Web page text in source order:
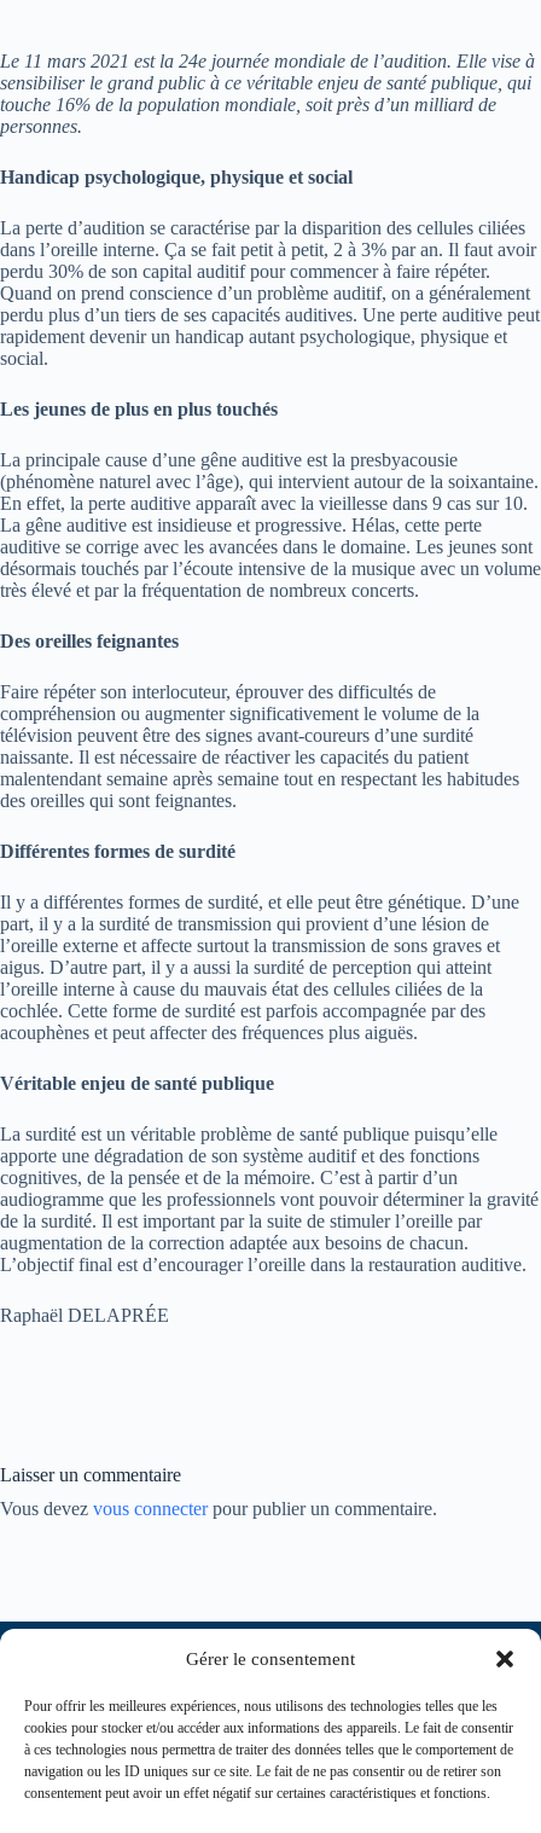
Gérer le consentement
Pour offrir les meilleures expériences, nous utilisons des technologies telles que les
cookies pour stocker et/ou accéder aux informations des appareils. Le fait de consentir
à ces technologies nous permettra de traiter des données telles que le comportement de
navigation ou les ID uniques sur ce site. Le fait de ne pas consentir ou de retirer son
consentement peut avoir un effet négatif sur certaines caractéristiques et fonctions.
Le 11 mars 2021 est la 24e journée mondiale de l’audition. Elle vise à
sensibiliser le grand public à ce véritable enjeu de santé publique, qui
touche 16% de la population mondiale, soit près d’un milliard de
personnes.
Handicap psychologique, physique et social
La perte d’audition se caractérise par la disparition des cellules ciliées
dans l’oreille interne. Ça se fait petit à petit, 2 à 3% par an. Il faut avoir
perdu 30% de son capital auditif pour commencer à faire répéter.
Quand on prend conscience d’un problème auditif, on a généralement
perdu plus d’un tiers de ses capacités auditives. Une perte auditive peut
rapidement devenir un handicap autant psychologique, physique et
social.
Les jeunes de plus en plus touchés
La principale cause d’une gêne auditive est la presbyacousie
(phénomène naturel avec l’âge), qui intervient autour de la soixantaine.
En effet, la perte auditive apparaît avec la vieillesse dans 9 cas sur 10.
La gêne auditive est insidieuse et progressive. Hélas, cette perte
auditive se corrige avec les avancées dans le domaine. Les jeunes sont
désormais touchés par l’écoute intensive de la musique avec un volume
très élevé et par la fréquentation de nombreux concerts.
Des oreilles feignantes
Faire répéter son interlocuteur, éprouver des difficultés de
compréhension ou augmenter significativement le volume de la
télévision peuvent être des signes avant-coureurs d’une surdité
naissante. Il est nécessaire de réactiver les capacités du patient
malentendant semaine après semaine tout en respectant les habitudes
des oreilles qui sont feignantes.
Différentes formes de surdité
Il y a différentes formes de surdité, et elle peut être génétique. D’une
part, il y a la surdité de transmission qui provient d’une lésion de
l’oreille externe et affecte surtout la transmission de sons graves et
aigus. D’autre part, il y a aussi la surdité de perception qui atteint
l’oreille interne à cause du mauvais état des cellules ciliées de la
cochlée. Cette forme de surdité est parfois accompagnée par des
acouphènes et peut affecter des fréquences plus aiguës.
Véritable enjeu de santé publique
La surdité est un véritable problème de santé publique puisqu’elle
apporte une dégradation de son système auditif et des fonctions
cognitives, de la pensée et de la mémoire. C’est à partir d’un
audiogramme que les professionnels vont pouvoir déterminer la gravité
de la surdité. Il est important par la suite de stimuler l’oreille par
augmentation de la correction adaptée aux besoins de chacun.
L’objectif final est d’encourager l’oreille dans la restauration auditive.
Raphaël DELAPRÉE
Laisser un commentaire
Vous devez vous connecterpour publier un commentaire.